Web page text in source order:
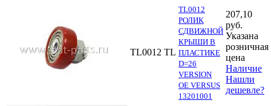
TL0012 TL
TL0012
РОЛИК
СДВИЖНОЙ
КРЫШИ В
ПЛАСТИКЕ
D=26
VERSION
OE VERSUS
13201001
207,10
руб.
Указана
розничная
цена
Наличие
Нашли
дешевле?